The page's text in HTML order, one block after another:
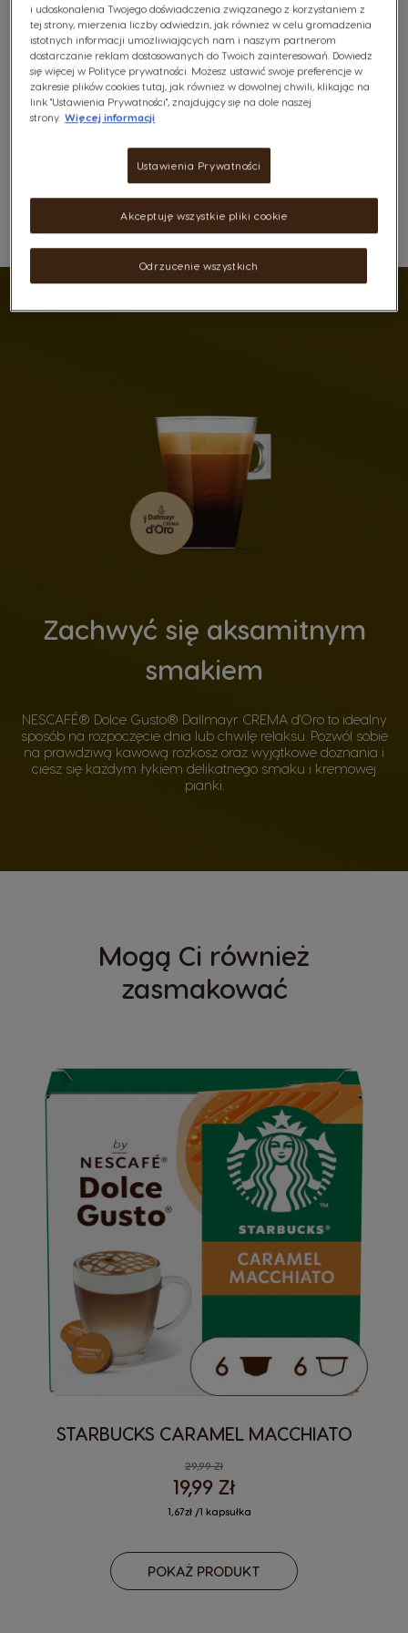
średniej intensywności palenia zadowoli nawet
najbardziej wymagające podniebienia.​
Niedostępny
Powiadom Mnie
Darmowa dostawa od 160zł
Zachwyć się aksamitnym
smakiem
NESCAFÉ® Dolce Gusto® Dallmayr CREMA d'Oro to idealny
sposób na rozpoczęcie dnia lub chwilę relaksu. Pozwól sobie
na prawdziwą kawową rozkosz oraz wyjątkowe doznania i
ciesz się każdym łykiem delikatnego smaku i kremowej
pianki.​
Mogą Ci również
zasmakować
STARBUCKS CARAMEL MACCHIATO
29,99 Zł
19,99 Zł
1,67zł /1 kapsułka
POKAŻ PRODUKT
i udoskonalenia Twojego doświadczenia związanego z korzystaniem z
tej strony, mierzenia liczby odwiedzin, jak również w celu gromadzenia
istotnych informacji umożliwiających nam i naszym partnerom
dostarczanie reklam dostosowanych do Twoich zainteresowań. Dowiedz
się więcej w Polityce prywatności. Możesz ustawić swoje preferencje w
zakresie plików cookies tutaj, jak również w dowolnej chwili, klikając na
link "Ustawienia Prywatności", znajdujący się na dole naszej
strony. Więcej informacji
Ustawienia Prywatności
Odrzucenie wszystkich
Akceptuję wszystkie pliki cookie